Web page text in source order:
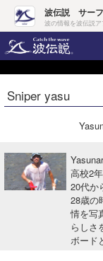
波伝説 サー
波の情報を波伝説
ヘルプ
ログイン
波情報･概況
WAVE HUNTER波
Sniper yasu
高校2
20代か
28歳の
情を写
らしさ
ボード
Core Surf Japan
ファッション/グ
アート＆エンタメ